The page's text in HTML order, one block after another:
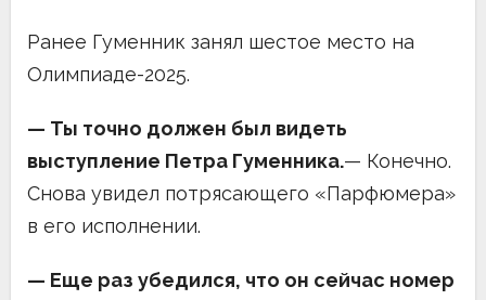
Ранее Гуменник занял шестое место на
Олимпиаде-2025.
— Ты точно должен был видеть
выступление Петра Гуменника.— Конечно.
Снова увидел потрясающего «Парфюмера»
в его исполнении.
— Еще раз убедился, что он сейчас номер